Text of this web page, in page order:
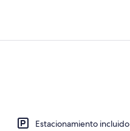
Estacionamiento incluido